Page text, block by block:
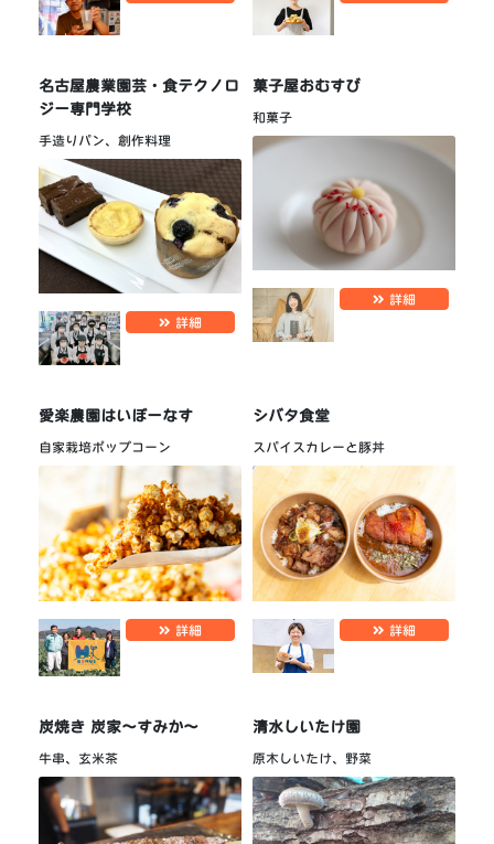
名古屋農業園芸・食テクノロ
ジー専門学校
手造りパン、創作料理
詳細
菓子屋おむすび
和菓子
詳細
愛楽農園はいぼーなす
自家栽培ポップコーン
詳細
シバタ食堂
スパイスカレーと豚丼
詳細
炭焼き 炭家〜すみか〜
牛串、玄米茶
清水しいたけ園
原木しいたけ、野菜